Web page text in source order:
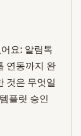
요: 알림톡
연동까지 완
것은 무엇일
플릿 승인